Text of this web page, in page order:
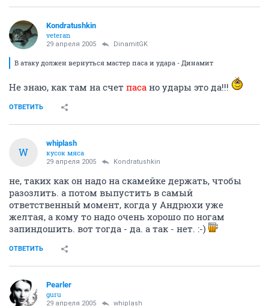
Kondratushkin
veteran
29 апреля 2005 DinamitGK
В атаку должен вернуться мастер паса и удара - Динамит
Не знаю, как там на счет паса но удары это да!!!
ОТВЕТИТЬ
W
whiplash
кусок мяса
29 апреля 2005 Kondratushkin
не, таких как он надо на скамейке держать, чтобы
разозлить. а потом выпустить в самый
ответственный момент, когда у Андрюхи уже
желтая, а кому то надо очень хорошо по ногам
запиндошить. вот тогда - да. а так - нет. :-)
ОТВЕТИТЬ
Pearler
guru
29 апреля 2005 whiplash